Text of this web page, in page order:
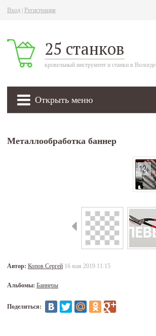
Вход Регистрация
25 станков
кровельный инструмент и станки в Вологде
Открыть меню
Металлообработка баннер
Автор: Копов Сергей 16 мая 2019 11:15
Альбомы: Баннеры
Поделиться: